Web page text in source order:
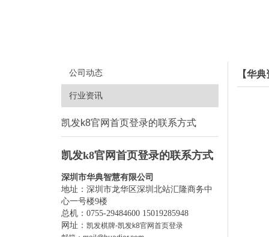
公司动态
行业资讯
凯发k8官网首页登录的联系方式
凯发k8官网首页登录的联系方式
深圳市华典智慧有限公司
地址：深圳市龙华区深圳北站汇隆商务中
心一号楼9楼
总机：0755-29484600 15019285948
网址： 凯发棋牌-凯发k8官网首页登录
【华